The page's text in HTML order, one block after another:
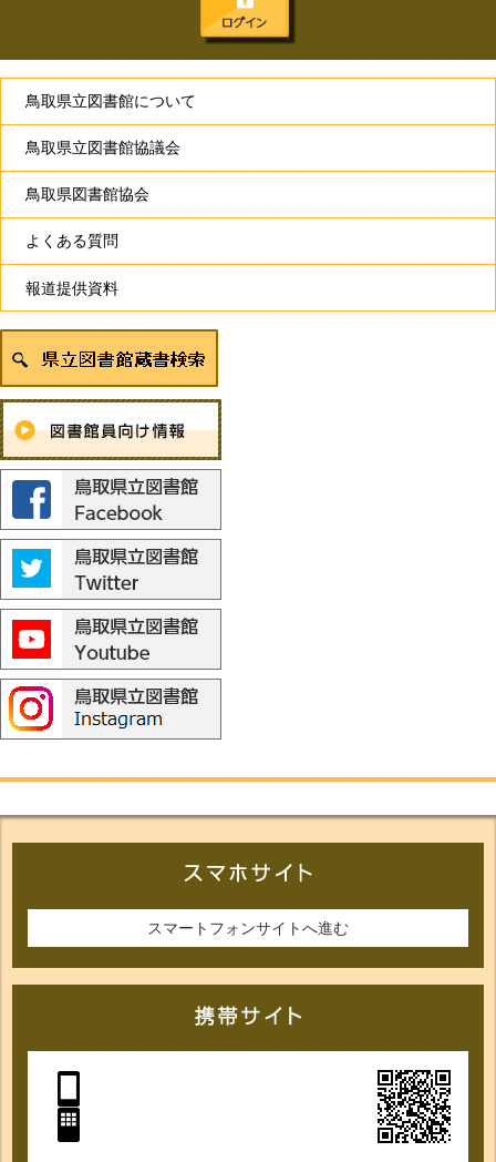
鳥取県立図書館について
鳥取県立図書館協議会
鳥取県図書館協会
よくある質問
報道提供資料
スマートフォンサイトへ進む